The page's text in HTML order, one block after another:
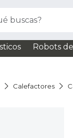
buscas?
Robots
Calefactores